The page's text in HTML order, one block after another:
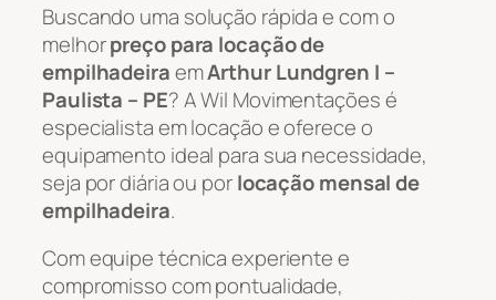
Buscando uma solução rápida e com o
melhorpreço para locação de
empilhadeiraemArthur Lundgren I –
Paulista – PE? A Wil Movimentações é
especialista em locação e oferece o
equipamento ideal para sua necessidade,
seja por diária ou porlocação mensal de
empilhadeira.
Com equipe técnica experiente e
compromisso com pontualidade,